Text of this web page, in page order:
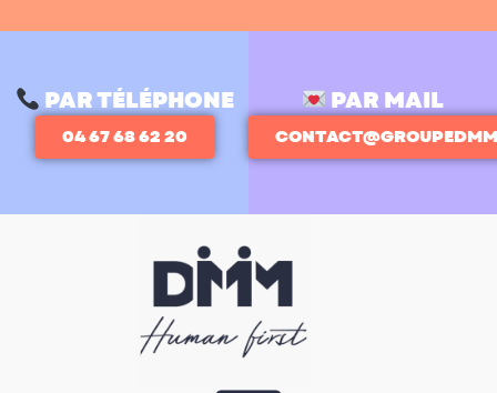
PAR TÉLÉPHONE
04 67 68 62 20
PAR MAIL